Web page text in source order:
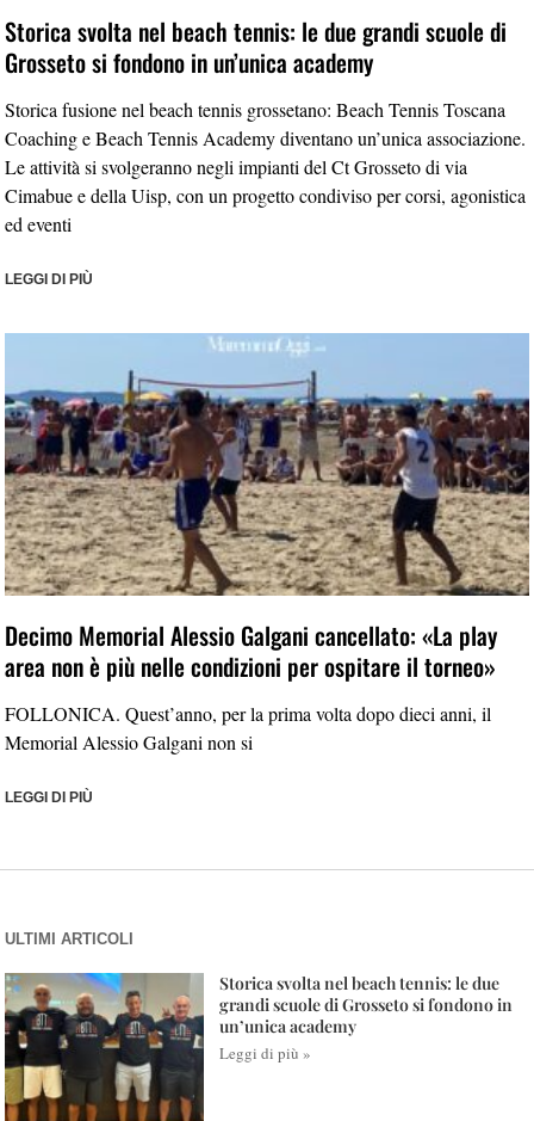
Storica svolta nel beach tennis: le due grandi scuole di
Grosseto si fondono in un’unica academy
Storica fusione nel beach tennis grossetano: Beach Tennis Toscana
Coaching e Beach Tennis Academy diventano un’unica associazione.
Le attività si svolgeranno negli impianti del Ct Grosseto di via
Cimabue e della Uisp, con un progetto condiviso per corsi, agonistica
ed eventi
LEGGI DI PIÙ
Decimo Memorial Alessio Galgani cancellato: «La play
area non è più nelle condizioni per ospitare il torneo»
FOLLONICA. Quest’anno, per la prima volta dopo dieci anni, il
Memorial Alessio Galgani non si
LEGGI DI PIÙ
ULTIMI ARTICOLI
Storica svolta nel beach tennis: le due
grandi scuole di Grosseto si fondono in
un’unica academy
Leggi di più »